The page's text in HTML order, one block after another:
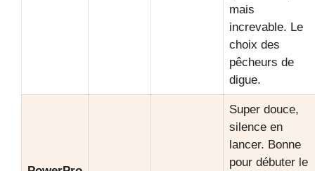
mais
increvable. Le
choix des
pêcheurs de
digue.
Super douce,
silence en
lancer. Bonne
pour débuter le